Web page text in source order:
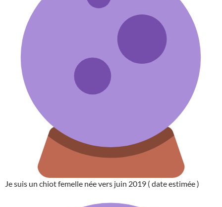
Je suis un chiot femelle née vers juin 2019 ( date estimée )